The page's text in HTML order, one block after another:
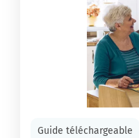
Guide téléchargeable